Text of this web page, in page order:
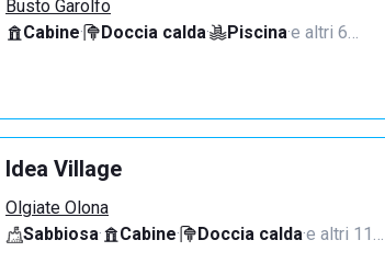
Busto Garolfo
Cabine· Doccia calda· Piscina·e altri 6…
Idea Village
Olgiate Olona
Sabbiosa· Cabine· Doccia calda·e altri 11…